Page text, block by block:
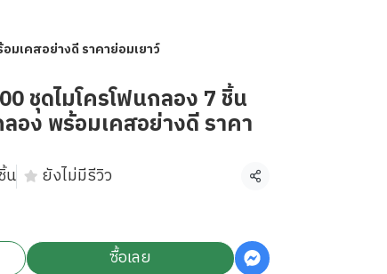
มเคสอย่างดี ราคาย่อมเยาว์
ชุดไมโครโฟนกลอง 7 ชิ้น
อง พร้อมเคสอย่างดี ราคา
น ยังไม่มีรีวิว แชร์
ซื้อเลย